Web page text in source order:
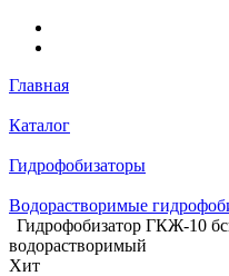
Главная
Каталог
Гидрофобизаторы
Водорастворимые
Гидрофобизатор ГКЖ-10
водорастворимый
Хит